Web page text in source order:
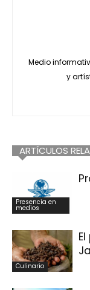
Medio
y
ARTÍCULOS
Presencia en
medios
Culinario